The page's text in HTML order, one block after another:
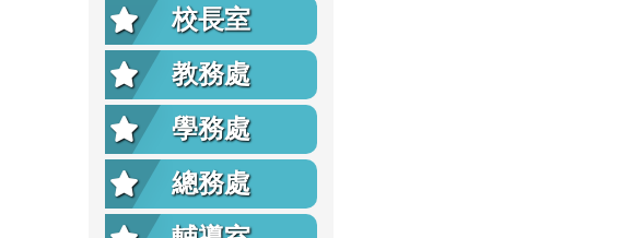
校長室
教務處
學務處
總務處